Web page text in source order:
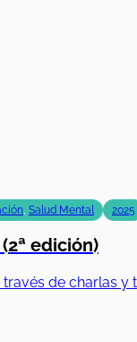
, Salud Mental 2025
edición)
de charlas